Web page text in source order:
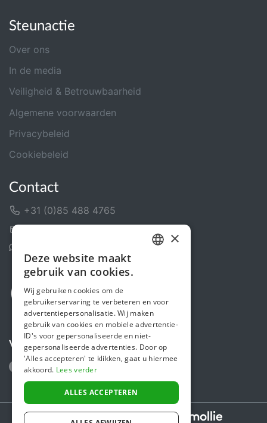
Steunactie
Over ons
In de media
Veiligheid & Betrouwbaarheid
Algemene voorwaarden
Privacybeleid
Cookiebeleid
Contact
+31 (0)85 488 4765
Volg ons
Secure payments powered by
ENGLISH
×
Deze website maakt
gebruik van cookies.
Wij gebruiken cookies om de
gebruikerservaring te verbeteren en voor
advertentiepersonalisatie. Wij maken
gebruik van cookies en mobiele advertentie-
ID's voor gepersonaliseerde en niet-
gepersonaliseerde advertenties. Door op
'Alles accepteren' te klikken, gaat u hiermee
akkoord. Lees verder
ALLES ACCEPTEREN